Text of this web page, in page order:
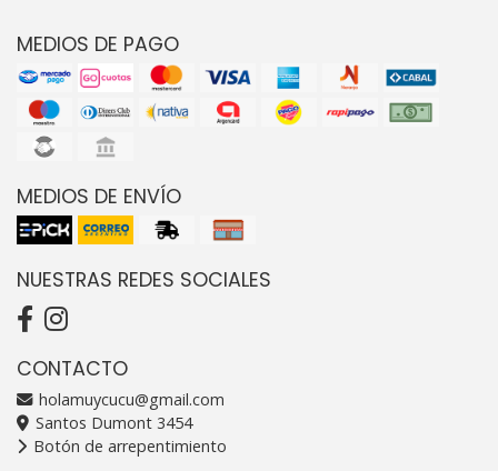
MEDIOS DE PAGO
MEDIOS DE ENVÍO
NUESTRAS REDES SOCIALES
CONTACTO
holamuycucu@gmail.com
Santos Dumont 3454
Botón de arrepentimiento